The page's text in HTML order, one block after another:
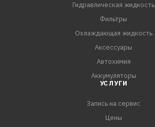
Гидравлическая жидкость
Фильтры
Охлаждающая жидкость
Аксессуары
Автохимия
Аккумуляторы
УСЛУГИ
Запись на сервис
Цены